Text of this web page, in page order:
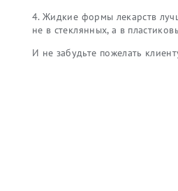
Жидкие формы лекарств
не в стеклянных, а в
И не забудьте пожелать